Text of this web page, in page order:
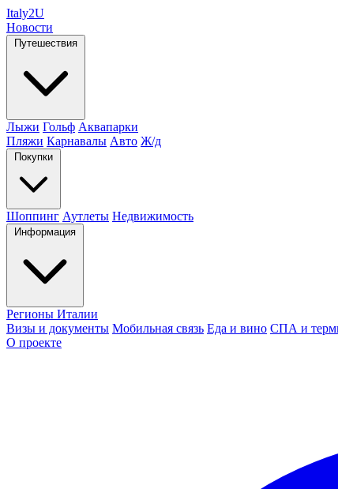
Italy2U
Новости
Путешествия
Лыжи Гольф Аквапарки
Пляжи Карнавалы Авто Ж/д
Покупки
Шоппинг Аутлеты Недвижимость
Информация
Регионы Италии
Визы и документы Мобильная связь Еда и вино СПА и
О проекте